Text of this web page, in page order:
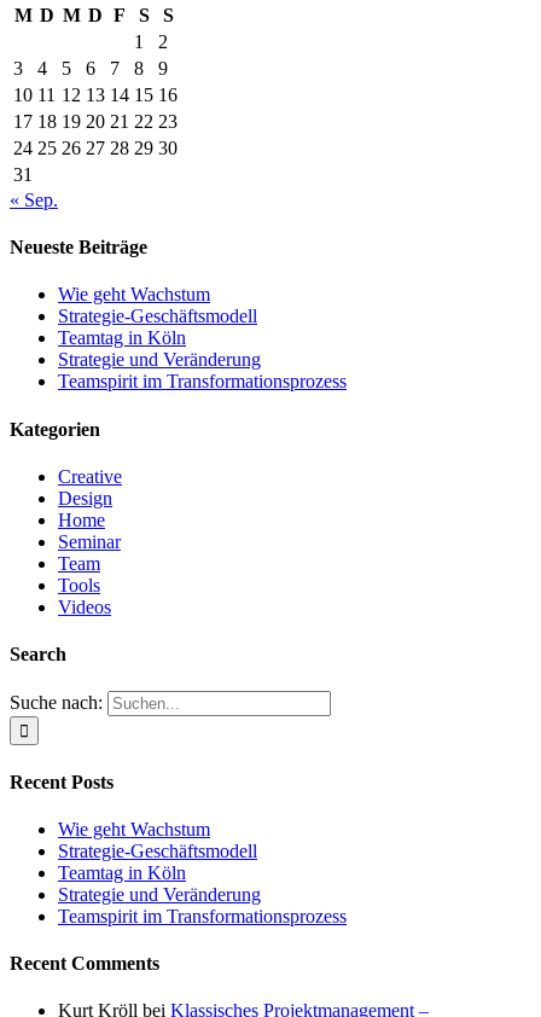
M D M D F S
S
1
2
3
4 5 6 7 8
9
10 11 12 13 14 15 16
17 18 19 20 21 22 23
24 25 26 27 28 29 30
31
« Sep.
Neueste Beiträge
Wie geht Wachstum
Strategie-Geschäftsmodell
Teamtag in Köln
Strategie und Veränderung
Teamspirit im Transformationsprozess
Kategorien
Creative
Design
Home
Seminar
Team
Tools
Videos
Search
Suche nach:
Recent Posts
Wie geht Wachstum
Strategie-Geschäftsmodell
Teamtag in Köln
Strategie und Veränderung
Teamspirit im Transformationsprozess
Recent Comments
Kurt Kröll bei Klassisches Projektmanagement –